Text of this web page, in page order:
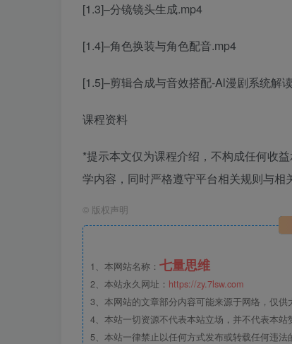
[1.3]–分镜镜头生成.mp4
[1.4]–角色换装与角色配音.mp4
[1.5]–剪辑合成与音效搭配-Al漫剧系统解
课程资料
*提示本文仅为课程介绍，不构成任何收
学内容，同时严格遵守平台相关规则与相
© 版权声明
1、本网站名称： 七量思维
2、本站永久网址： https://zy.7lsw.com
3、本网站的文章部分内容可能来源于网络，仅供
4、本站一切资源不代表本站立场，并不代表本站
5、本站一律禁止以任何方式发布或转载任何违